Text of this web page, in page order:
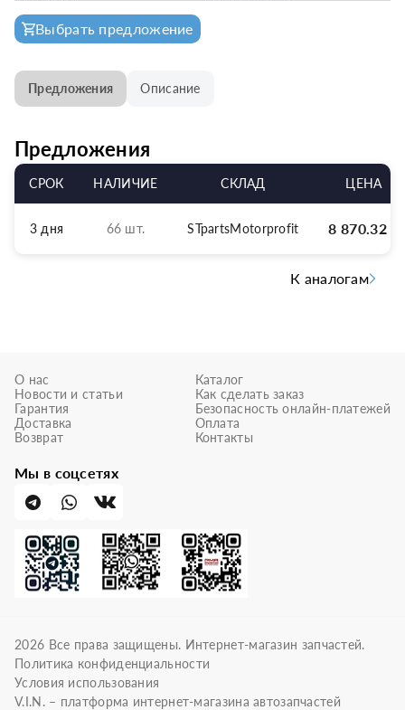
Выбрать предложение
Предложения Описание
Предложения
СРОК НАЛИЧИЕ СКЛАД ЦЕНА
3 дня 66 шт. STpartsMotorprofit 8 870.32р
К аналогам
О нас
Новости и статьи
Гарантия
Доставка
Возврат
Каталог
Как сделать заказ
Безопасность онлайн-платежей
Оплата
Контакты
Мы в соцсетях
2026 Все права защищены. Интернет-магазин запчастей.
Политика конфиденциальности
Условия использования
V.I.N. – платформа интернет-магазина автозапчастей